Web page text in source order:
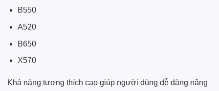
B550
A520
B650
X570
Khả năng tương thích cao giúp người dùng dễ dàng nâng